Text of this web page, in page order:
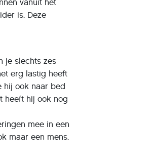
vanuit het
is. Deze
je slechts zes
erg lastig heeft
hij ook naar bed
heeft hij ook nog
mee in een
maar een mens.